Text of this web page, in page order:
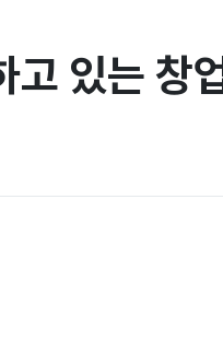
고 있는 창